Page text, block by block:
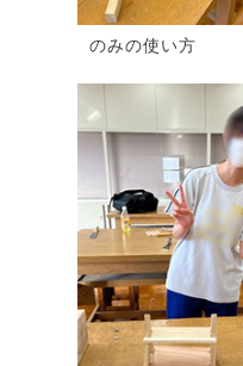
のみの使い方